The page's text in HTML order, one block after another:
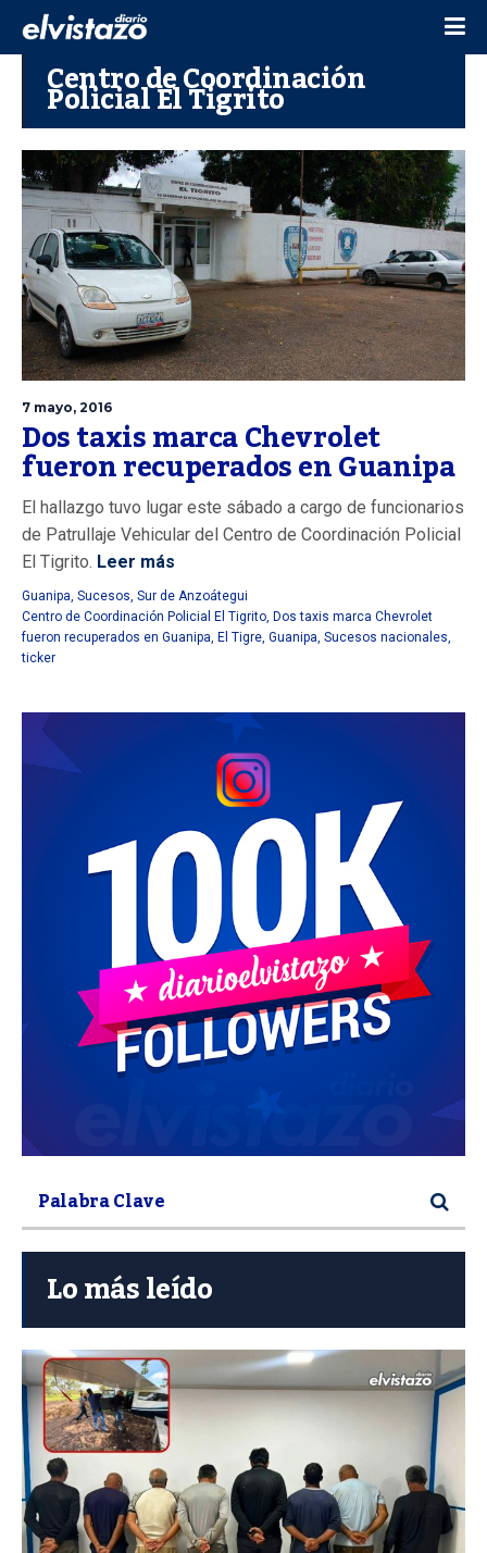
Centro de Coordinación
Policial El Tigrito
7 mayo, 2016
Dos taxis marca Chevrolet
fueron recuperados en Guanipa
El hallazgo tuvo lugar este sábado a cargo de funcionarios
de Patrullaje Vehicular del Centro de Coordinación Policial
El Tigrito. Leer más
Guanipa, Sucesos, Sur de Anzoátegui
Centro de Coordinación Policial El Tigrito, Dos taxis marca Chevrolet
fueron recuperados en Guanipa, El Tigre, Guanipa, Sucesos nacionales,
ticker
Lo más leído